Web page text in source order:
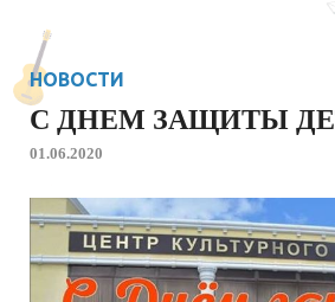
НОВОСТИ
С ДНЕМ ЗАЩИТЫ
01.06.2020